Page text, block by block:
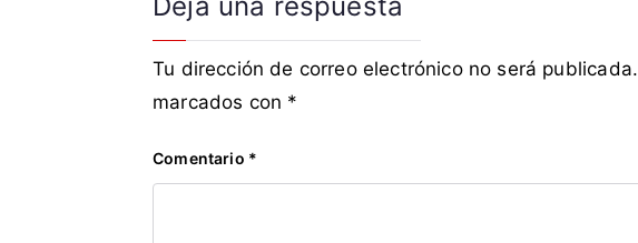
T
r
a
b
j
a
Tu dirección de correo electrónico no será publicada.
marcados con *
Comentario *